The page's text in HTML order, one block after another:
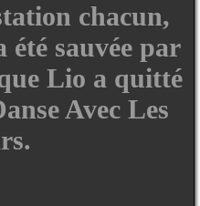
chacun,
sauvée par
Lio a quitté
Avec Les